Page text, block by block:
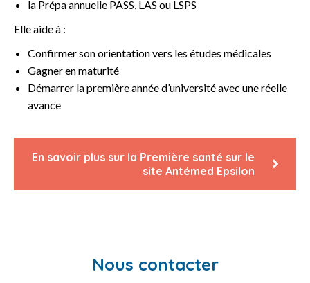
la Prépa annuelle PASS, LAS ou LSPS
Elle aide à :
Confirmer son orientation vers les études médicales
Gagner en maturité
Démarrer la première année d’université avec une réelle
avance
En savoir plus sur la Première santé sur le
site Antémed Epsilon
Nous contacter